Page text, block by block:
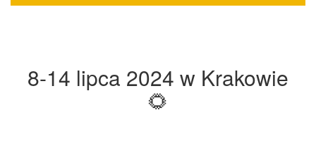
8-14 lipca 2024 w Krakowie
🌻